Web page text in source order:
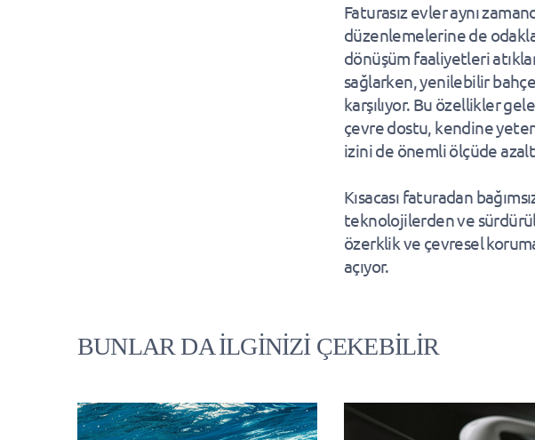
Faturasız evler aynı
düzenlemelerine de
dönüşüm faaliyetleri
sağlarken, yenilebilir
karşılıyor. Bu özellikler
çevre dostu, kendine
izini de önemli ölçüde
Kısacası faturadan
teknolojilerden ve
özerklik ve çevresel
açıyor.
BUNLAR DA İLGİNİZİ ÇEKEBİLİR